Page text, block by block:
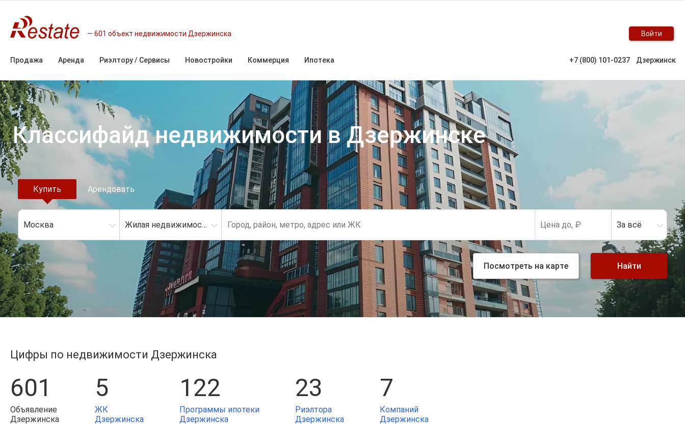
601 объект недвижимости Дзержинска Войти
Продажа Аренда Риэлтору / Сервисы Новостройки Коммерция Ипотека +7 (800) 101-0237 Дзержинск
Классифайд недвижимостив Дзержинске
Купить Арендовать
Москва Жилая недвижимость За всё
Посмотреть на карте Найти
Цифры по недвижимости Дзержинска
601
Объявление
Дзержинска
5
ЖК
Дзержинска
122
Программы ипотеки
Дзержинска
23
Риэлтора
Дзержинска
7
Компаний
Дзержинска